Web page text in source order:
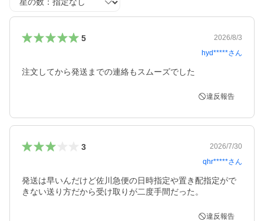
5
2026/8/3
hyd*****さん
注文してから発送までの連絡もスムーズでした
違反報告
3
2026/7/30
qhr*****さん
発送は早いんだけど佐川急便の日時指定や置き配指定がで
きない送り方だから受け取りが二度手間だった。
違反報告